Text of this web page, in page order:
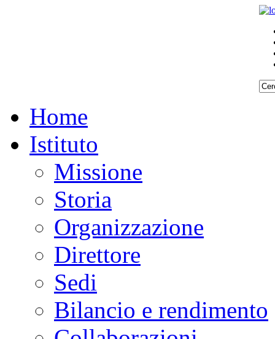
Home
Istituto
Missione
Storia
Organizzazione
Direttore
Sedi
Bilancio e rendimento